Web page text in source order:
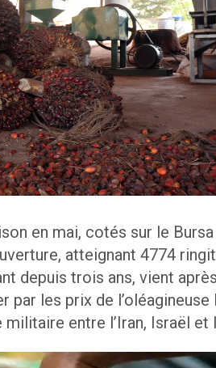
en mai, cotés sur le
atteignant 4774
depuis trois ans, vient
par les prix de
entre l’Iran, Israël et